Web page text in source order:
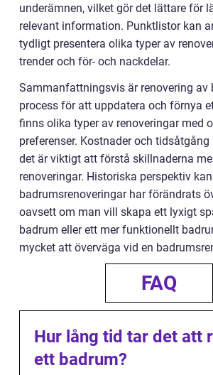
underämnen, vilket gör det lättare för
relevant information. Punktlistor kan
tydligt presentera olika typer av
trender och för- och nackdelar.
Sammanfattningsvis är renovering av
process för att uppdatera och förnya
finns olika typer av renoveringar med
preferenser. Kostnader och
det är viktigt att förstå skillnaderna
renoveringar. Historiska perspektiv
badrumsrenoveringar har förändrats
oavsett om man vill skapa ett lyxigt
badrum eller ett mer funktionellt
mycket att överväga vid en
FAQ
Hur lång tid tar det att
ett badrum?